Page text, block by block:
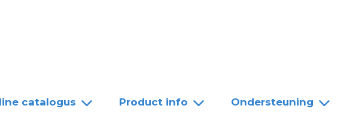
catalogus Product info Ondersteuning